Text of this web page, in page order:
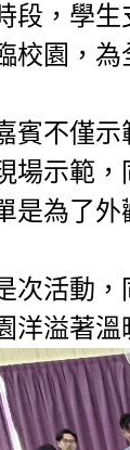
段，學
校園，
賓不僅
場示範
是為了外
次活動
洋溢著溫